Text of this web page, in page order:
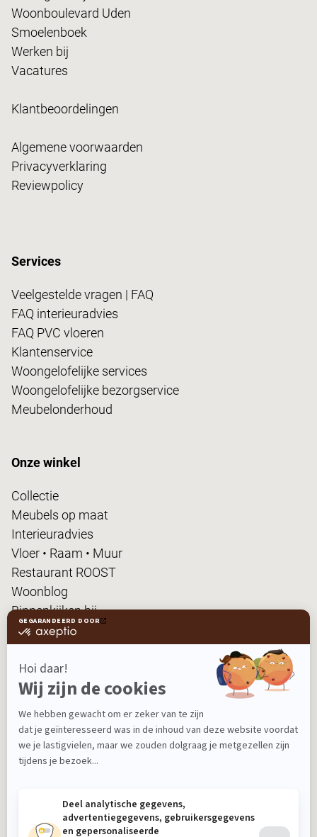
Woonboulevard Uden
Smoelenboek
Werken bij
Vacatures
Klantbeoordelingen
Algemene voorwaarden
Privacyverklaring
Reviewpolicy
Services
Veelgestelde vragen | FAQ
FAQ interieuradvies
FAQ PVC vloeren
Klantenservice
Woongelofelijke services
Woongelofelijke bezorgservice
Meubelonderhoud
Onze winkel
Collectie
Meubels op maat
Interieuradvies
Vloer • Raam • Muur
Restaurant ROOST
Woonblog
Binnenkijken bij...
FanPas
Ontvang nieuws, tips en de laatste acties!